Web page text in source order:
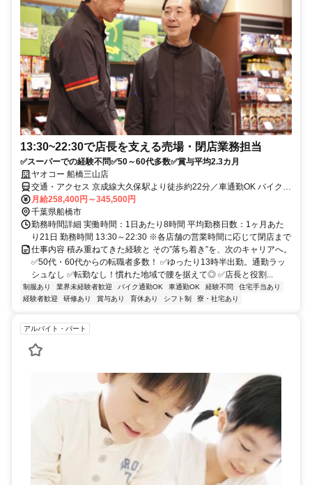
13:30~22:30で店長を支える売場・閉店業務担当
✅スーパーでの経験不問✅50～60代多数✅賞与平均2.3カ月
ヤオコー 船橋三山店
交通・アクセス 京成線大久保駅より徒歩約22分／車通勤OK バイク通
勤OK 自転車通勤OK
月給258,400円～345,500円
千葉県船橋市
勤務時間詳細 実働時間：1日あたり8時間 平均勤務日数：1ヶ月あた
り21日 勤務時間 13:30～22:30 ※各店舗の営業時間に応じて閉店まで
仕事内容 積み重ねてきた経験と その”落ち着き”を、次のキャリアへ。
✅50代・60代からの転職者多数！ ✅ゆったり13時半出勤。通勤ラッ
シュなし ✅転勤なし！慣れた地域で腰を据えて◎ ✅店長と役割...
制服あり 業界未経験者歓迎 バイク通勤OK 車通勤OK 経験不問
住宅手当あり
経験者歓迎
研修あり 賞与あり 育休あり シフト制 寮・社宅あり
アルバイト・パート